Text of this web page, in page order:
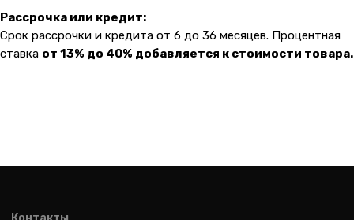
Рассрочка или кредит:
Срок рассрочки и кредита от 6 до 36 месяцев. Процентная
ставка от 13% до 40% добавляется к стоимости товара.